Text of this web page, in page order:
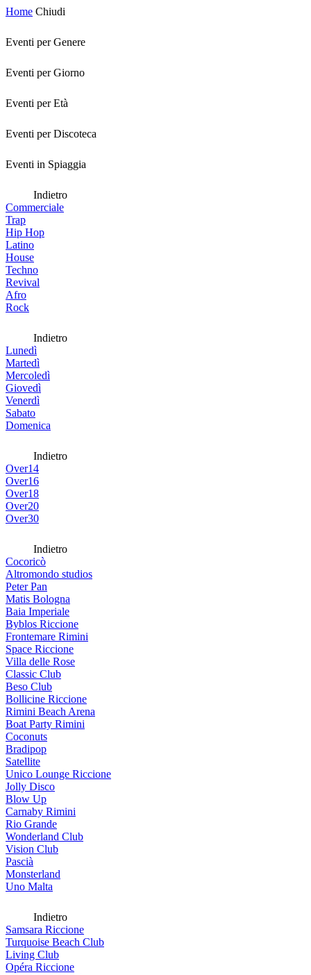
Home Chiudi
Eventi per Genere
Eventi per Giorno
Eventi per Età
Eventi per Discoteca
Eventi in Spiaggia
Indietro
Commerciale
Trap
Hip Hop
Latino
House
Techno
Revival
Afro
Rock
Indietro
Lunedì
Martedì
Mercoledì
Giovedì
Venerdì
Sabato
Domenica
Indietro
Over14
Over16
Over18
Over20
Over30
Indietro
Cocoricò
Altromondo studios
Peter Pan
Matis Bologna
Baia Imperiale
Byblos Riccione
Frontemare Rimini
Space Riccione
Villa delle Rose
Classic Club
Beso Club
Bollicine Riccione
Rimini Beach Arena
Boat Party Rimini
Coconuts
Bradipop
Satellite
Unico Lounge Riccione
Jolly Disco
Blow Up
Carnaby Rimini
Rio Grande
Wonderland Club
Vision Club
Pascià
Monsterland
Uno Malta
Indietro
Samsara Riccione
Turquoise Beach Club
Living Club
Opéra Riccione